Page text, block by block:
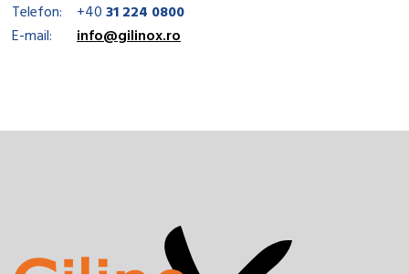
Telefon: +4031 224 0800
E-mail:
info@gilinox.ro